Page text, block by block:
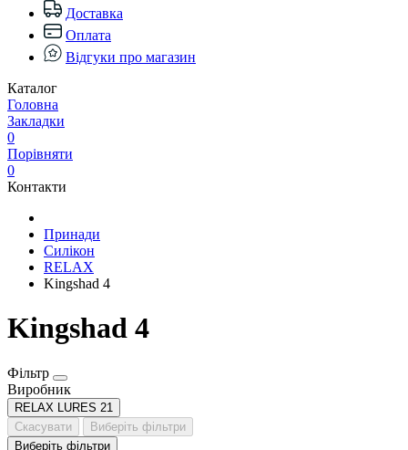
Доставка
Оплата
Відгуки про магазин
Каталог
Головна
Закладки
0
Порівняти
0
Контакти
Принади
Силікон
RELAX
Kingshad 4
Kingshad 4
Фільтр
Виробник
RELAX LURES 21
Скасувати
Виберіть фільтри
Виберіть фільтри